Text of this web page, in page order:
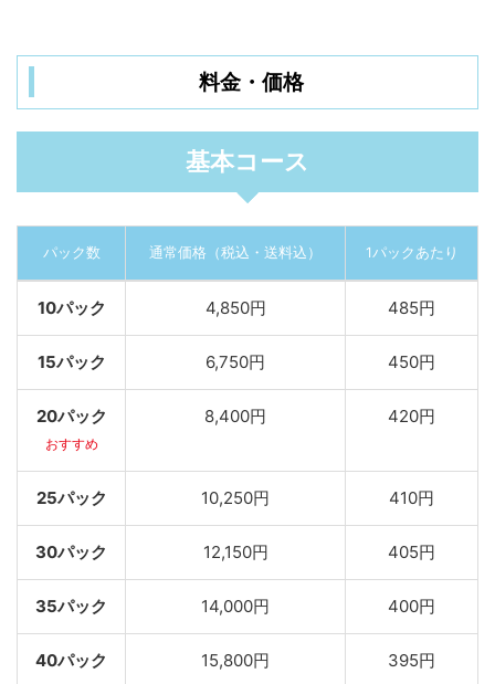
料金・価格
基本コース
パック数 通常価格（税込・送料込） 1パックあたり
10パック 4,850円 485円
15パック 6,750円 450円
20パック
おすすめ
8,400円 420円
25パック 10,250円 410円
30パック 12,150円 405円
35パック 14,000円 400円
40パック 15,800円 395円